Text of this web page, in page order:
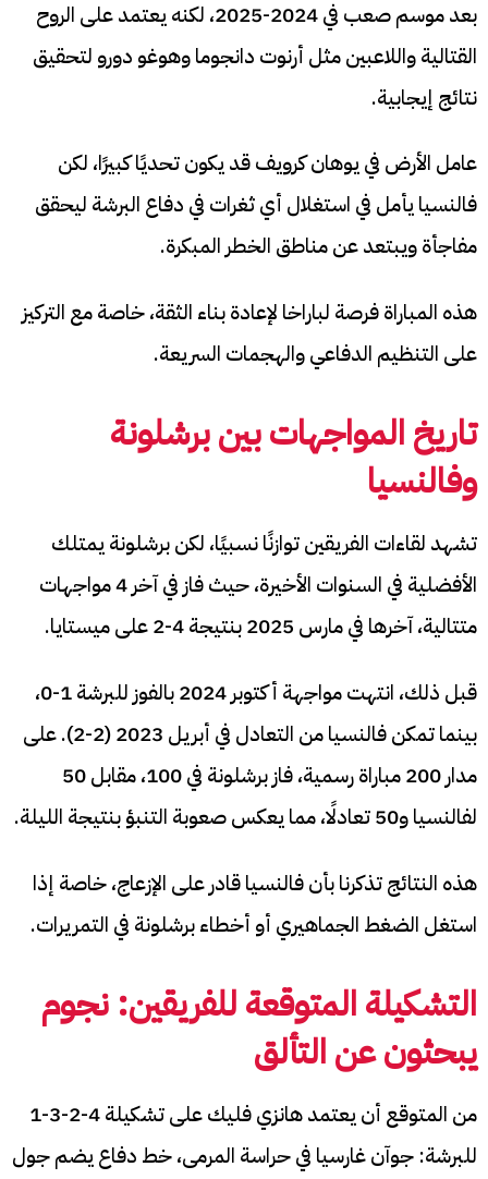
بعد موسم صعب في 2024-2025، لكنه يعتمد على الروح
القتالية واللاعبين مثل أرنوت دانجوما وهوغو دورو لتحقيق
نتائج إيجابية.
عامل الأرض في يوهان كرويف قد يكون تحديًا كبيرًا، لكن
فالنسيا يأمل في استغلال أي ثغرات في دفاع البرشة ليحقق
مفاجأة ويبتعد عن مناطق الخطر المبكرة.
هذه المباراة فرصة لباراخا لإعادة بناء الثقة، خاصة مع التركيز
على التنظيم الدفاعي والهجمات السريعة.
تاريخ المواجهات بين برشلونة
وفالنسيا
تشهد لقاءات الفريقين توازنًا نسبيًا، لكن برشلونة يمتلك
الأفضلية في السنوات الأخيرة، حيث فاز في آخر 4 مواجهات
متتالية، آخرها في مارس 2025 بنتيجة 4-2 على ميستايا.
قبل ذلك، انتهت مواجهة أكتوبر 2024 بالفوز للبرشة 1-0،
بينما تمكن فالنسيا من التعادل في أبريل 2023 (2-2). على
مدار 200 مباراة رسمية، فاز برشلونة في 100، مقابل 50
لفالنسيا و50 تعادلًا، مما يعكس صعوبة التنبؤ بنتيجة الليلة.
هذه النتائج تذكرنا بأن فالنسيا قادر على الإزعاج، خاصة إذا
استغل الضغط الجماهيري أو أخطاء برشلونة في التمريرات.
التشكيلة المتوقعة للفريقين: نجوم
يبحثون عن التألق
من المتوقع أن يعتمد هانزي فليك على تشكيلة 4-2-3-1
للبرشة: جوآن غارسيا في حراسة المرمى، خط دفاع يضم جول